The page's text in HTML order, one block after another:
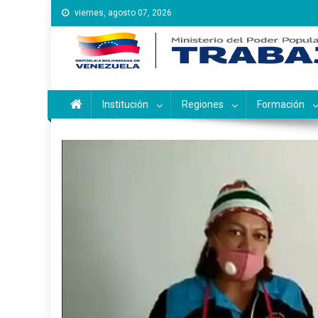
Saltar
al
contenido
viernes, agosto 07, 2026
Instituto Nacional de
Inces
Institución Regiones Formación